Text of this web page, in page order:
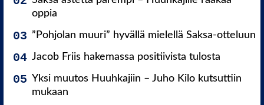
oppia
”Pohjolan muuri” hyvällä mielellä Saksa-otteluun
Jacob Friis hakemassa positiivista tulosta
Yksi muutos Huuhkajiin – Juho Kilo kutsuttiin
mukaan